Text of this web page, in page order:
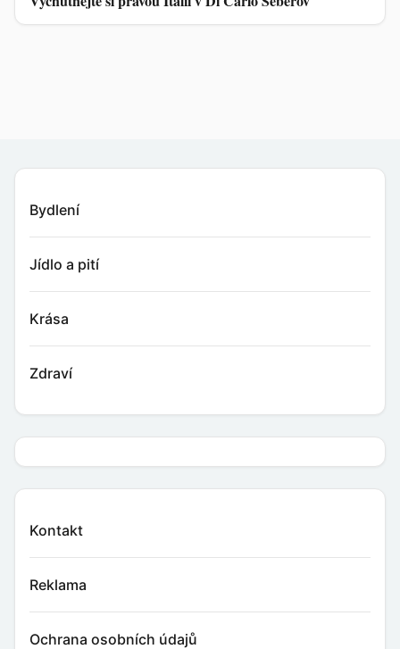
Bydlení
Jídlo a pití
Krása
Zdraví
Kontakt
Reklama
Ochrana osobních údajů